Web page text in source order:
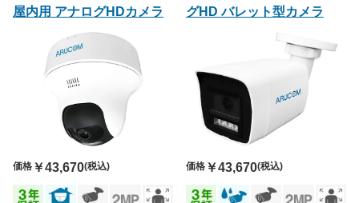
屋内用 アナログHDカメラ
価格 ￥43,670(税込)
グHD バレット型カメラ
価格￥43,670(税込)